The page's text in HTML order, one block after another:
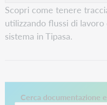
Scopri come tenere
utilizzando flussi di
sistema in Tipasa.
Cerca documentazione
Questo collegamento si apre